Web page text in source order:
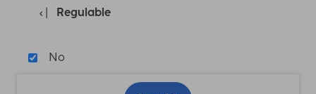
Regulable
No